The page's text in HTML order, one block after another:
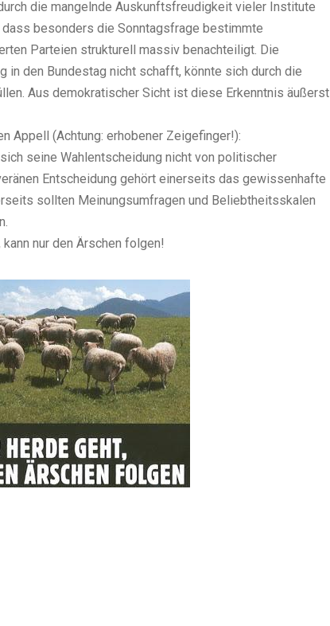
die mangelnde Auskunftsfreudigkeit vieler Institute
besonders die Sonntagsfrage bestimmte
Parteien strukturell massiv benachteiligt. Die
in den Bundestag nicht schafft, könnte sich durch die
Aus demokratischer Sicht ist diese Erkenntnis äußerst
Appell (Achtung: erhobener Zeigefinger!):
seine Wahlentscheidung nicht von politischer
Entscheidung gehört einerseits das gewissenhafte
sollten Meinungsumfragen und Beliebtheitsskalen
nur den Ärschen folgen!